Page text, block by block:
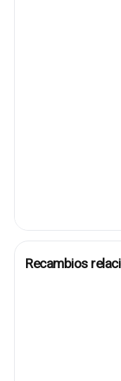
Recambios